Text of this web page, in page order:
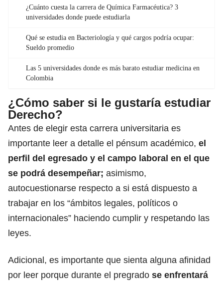
¿Cuánto cuesta la carrera de Química Farmacéutica? 3
universidades donde puede estudiarla
Qué se estudia en Bacteriología y qué cargos podría ocupar:
Sueldo promedio
Las 5 universidades donde es más barato estudiar medicina en
Colombia
¿Cómo saber si le gustaría estudiar
Derecho?
Antes de elegir esta carrera universitaria es
importante leer a detalle el pénsum académico, el
perfil del egresado y el campo laboral en el que
se podrá desempeñar; asimismo,
autocuestionarse respecto a si está dispuesto a
trabajar en los “ámbitos legales, políticos o
internacionales” haciendo cumplir y respetando las
leyes.
Adicional, es importante que sienta alguna afinidad
por leer porque durante el pregrado se enfrentará